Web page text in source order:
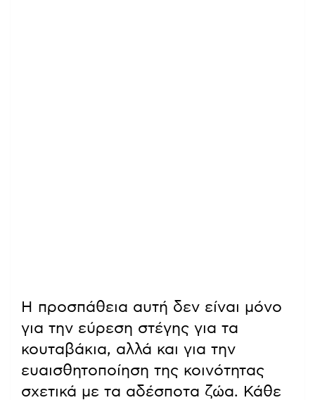
Η προσπάθεια αυτή δεν είναι μόνο
για την εύρεση στέγης για τα
κουταβάκια, αλλά και για την
ευαισθητοποίηση της κοινότητας
σχετικά με τα αδέσποτα ζώα. Κάθε